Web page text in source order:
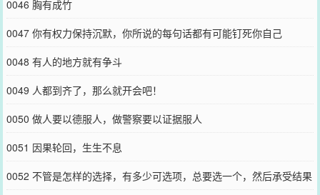
0046 胸有成竹
0047 你有权力保持沉默，你所说的每句话都有可能钉死你自己
0048 有人的地方就有争斗
0049 人都到齐了，那么就开会吧！
0050 做人要以德服人，做警察要以证据服人
0051 因果轮回，生生不息
0052 不管是怎样的选择，有多少可选项，总要选一个，然后承受结果